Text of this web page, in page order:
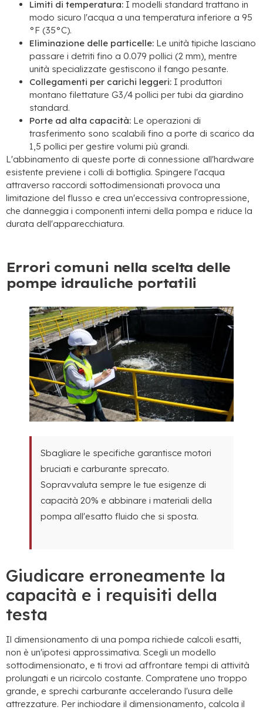
Limiti di temperatura: I modelli standard trattano in
modo sicuro l'acqua a una temperatura inferiore a 95
°F (35°C).
Eliminazione delle particelle: Le unità tipiche lasciano
passare i detriti fino a 0.079 pollici (2 mm), mentre
unità specializzate gestiscono il fango pesante.
Collegamenti per carichi leggeri: I produttori
montano filettature G3/4 pollici per tubi da giardino
standard.
Porte ad alta capacità: Le operazioni di
trasferimento sono scalabili fino a porte di scarico da
1,5 pollici per gestire volumi più grandi.
L'abbinamento di queste porte di connessione all'hardware
esistente previene i colli di bottiglia. Spingere l'acqua
attraverso raccordi sottodimensionati provoca una
limitazione del flusso e crea un'eccessiva contropressione,
che danneggia i componenti interni della pompa e riduce la
durata dell'apparecchiatura.
Errori comuni nella scelta delle
pompe idrauliche portatili
Sbagliare le specifiche garantisce motori
bruciati e carburante sprecato.
Sopravvaluta sempre le tue esigenze di
capacità 20% e abbinare i materiali della
pompa all'esatto fluido che si sposta.
Giudicare erroneamente la
capacità e i requisiti della
testa
Il dimensionamento di una pompa richiede calcoli esatti,
non è un'ipotesi approssimativa. Scegli un modello
sottodimensionato, e ti trovi ad affrontare tempi di attività
prolungati e un ricircolo costante. Compratene uno troppo
grande, e sprechi carburante accelerando l'usura delle
attrezzature. Per inchiodare il dimensionamento, calcola il